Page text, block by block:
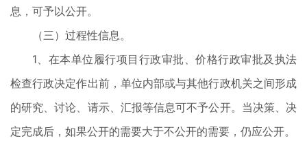
息，可予以公开。
（三）过程性信息。
1、在本单位履行项目行政审批、价格行政审批及执法
检查行政决定作出前，单位内部或与其他行政机关之间形成
的研究、讨论、请示、汇报等信息可不予公开。当决策、决
定完成后，如果公开的需要大于不公开的需要，仍应公开。